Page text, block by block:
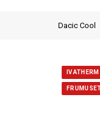
Dacic Cool